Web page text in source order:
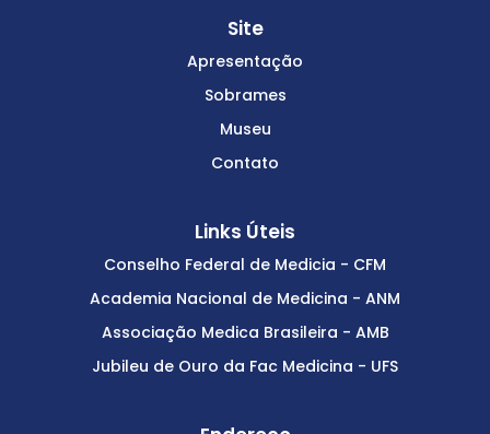
Site
Apresentação
Sobrames
Museu
Contato
Links Úteis
Conselho Federal de Medicia - CFM
Academia Nacional de Medicina - ANM
Associação Medica Brasileira - AMB
Jubileu de Ouro da Fac Medicina - UFS